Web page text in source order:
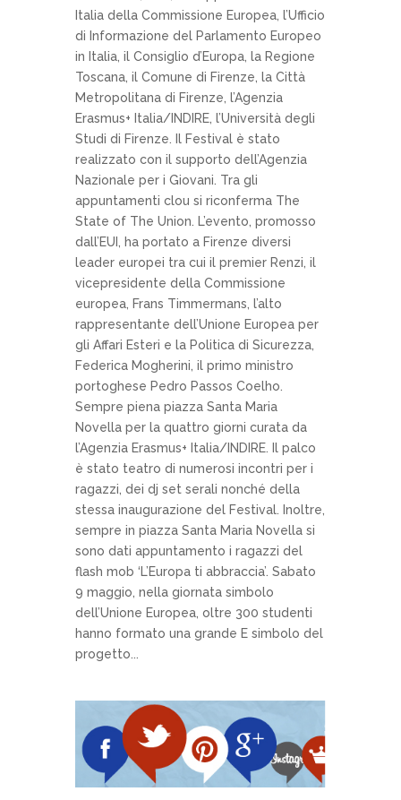
Italia della Commissione Europea, l’Ufficio
di Informazione del Parlamento Europeo
in Italia, il Consiglio d’Europa, la Regione
Toscana, il Comune di Firenze, la Città
Metropolitana di Firenze, l’Agenzia
Erasmus+ Italia/INDIRE, l’Università degli
Studi di Firenze. Il Festival è stato
realizzato con il supporto dell’Agenzia
Nazionale per i Giovani. Tra gli
appuntamenti clou si riconferma The
State of The Union. L’evento, promosso
dall’EUI, ha portato a Firenze diversi
leader europei tra cui il premier Renzi, il
vicepresidente della Commissione
europea, Frans Timmermans, l’alto
rappresentante dell’Unione Europea per
gli Affari Esteri e la Politica di Sicurezza,
Federica Mogherini, il primo ministro
portoghese Pedro Passos Coelho.
Sempre piena piazza Santa Maria
Novella per la quattro giorni curata da
l’Agenzia Erasmus+ Italia/INDIRE. Il palco
è stato teatro di numerosi incontri per i
ragazzi, dei dj set serali nonché della
stessa inaugurazione del Festival. Inoltre,
sempre in piazza Santa Maria Novella si
sono dati appuntamento i ragazzi del
flash mob ‘L’Europa ti abbraccia’. Sabato
9 maggio, nella giornata simbolo
dell’Unione Europea, oltre 300 studenti
hanno formato una grande E simbolo del
progetto...